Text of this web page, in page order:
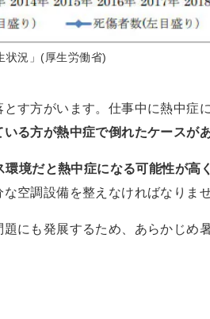
状況」(厚生労働省)
す方がいます。仕事中に熱中症
る方が熱中症で倒れたケースが
境だと熱中症になる可能性が高
空調設備を整えなければなりませ
にも発展するため、あらかじめ